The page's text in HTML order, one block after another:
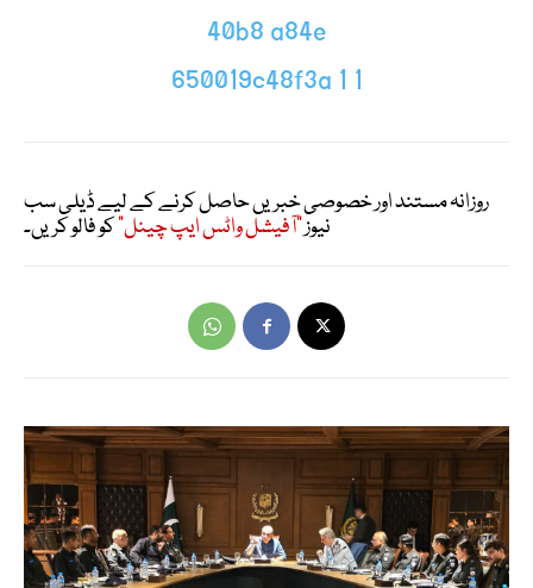
روزانہ مستند اور خصوصی خبریں حاصل کرنے کے لیے ڈیلی سب
نیوز"آفیشل واٹس ایپ چینل"کو فالو کریں۔